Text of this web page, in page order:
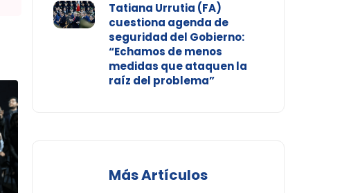
Tatiana Urrutia (FA)
cuestiona agenda de
seguridad del Gobierno:
“Echamos de menos
medidas que ataquen la
raíz del problema”
Más Artículos